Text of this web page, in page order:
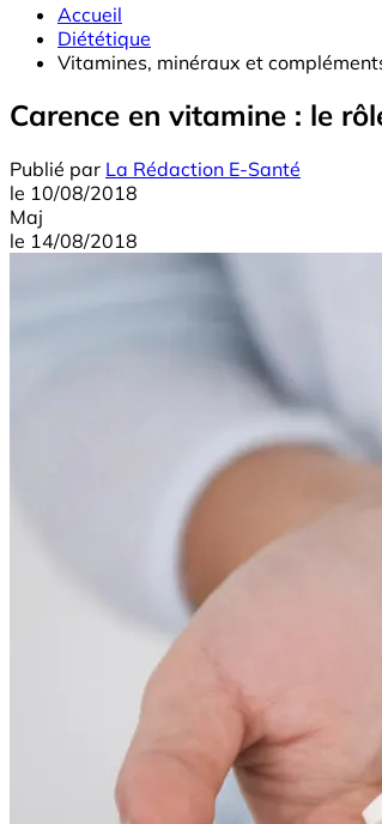
Accueil
Diététique
Vitamines, minéraux et
Carence en vitamine : le
Publié par La Rédaction E-Santé
le 10/08/2018
Maj
le 14/08/2018